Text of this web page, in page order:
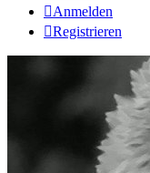
Anmelden
Registrieren